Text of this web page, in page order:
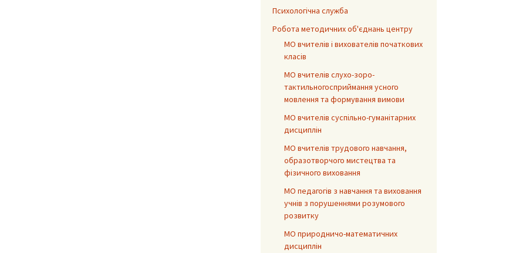
Психологічна служба
Робота методичних об'єднань центру
МО вчителів і вихователів початкових
класів
МО вчителів слухо-зоро-
тактильногосприймання усного
мовлення та формування вимови
МО вчителів суспільно-гуманітарних
дисциплін
МО вчителів трудового навчання,
образотворчого мистецтва та
фізичного виховання
МО педагогів з навчання та виховання
учнів з порушеннями розумового
розвитку
МО природничо-математичних
дисциплін